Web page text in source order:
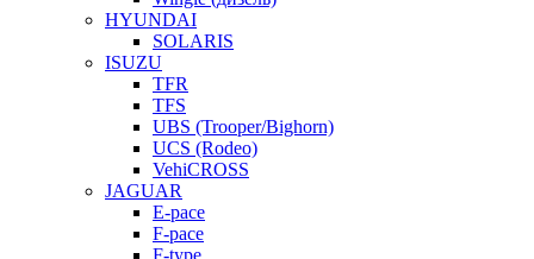
HYUNDAI
SOLARIS
ISUZU
TFR
TFS
UBS (Trooper/Bighorn)
UCS (Rodeo)
VehiCROSS
JAGUAR
E-pace
F-pace